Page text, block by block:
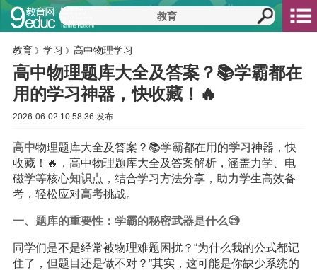
教育 》 学习 》 高中物理学习
高中物理题库大全及答案？📚学霸都在
用的学习神器，快收藏！🔥
2026-06-02 10:58:36 发布
高中物理题库大全及答案？📚学霸都在用的学习神器，快
收藏！🔥，高中物理题库大全及答案解析，涵盖力学、电
磁学等核心知识点，结合学习方法分享，助力学生高效备
考，轻松应对高考挑战。
一、题库的重要性：学霸的秘密武器是什么🧐
同学们是不是经常被物理难题困扰？“为什么我的公式都记
住了，但题目还是做不对？”其实，这可能是你缺少系统的